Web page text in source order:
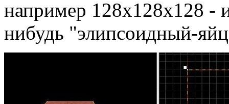
например 128х128х128 -
нибудь "элипсоидный-